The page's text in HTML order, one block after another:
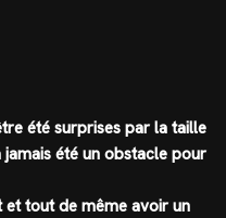
été surprises par la taille
jamais été un obstacle pour
et tout de même avoir un